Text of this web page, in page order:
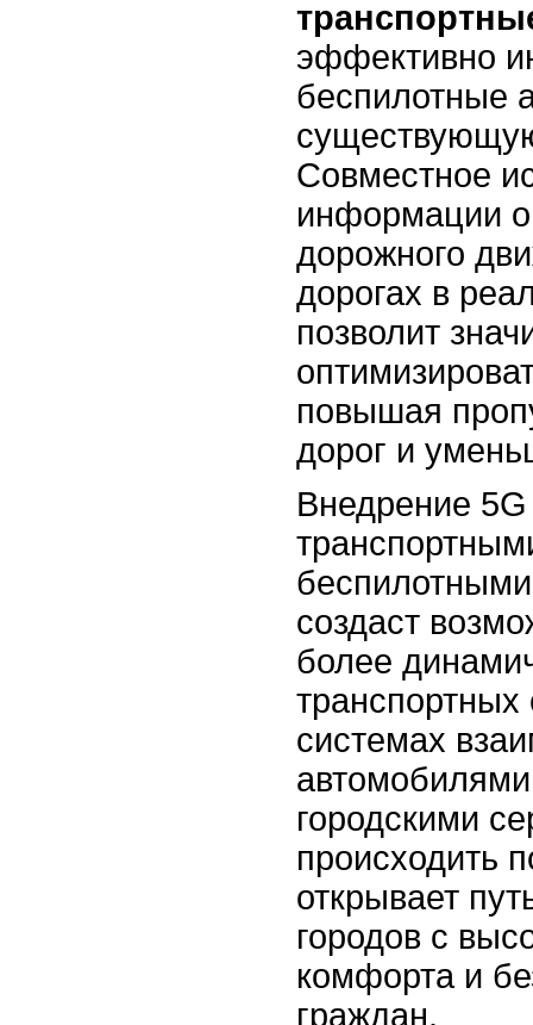
эффективно
беспилотные
Совместное
информации о
дорожного
дорогах в
позволит
повышая
дорог и
Внедрение
создаст
более
транспортных
системах
городскими
происходить
открывает
городов с
комфорта и
граждан.